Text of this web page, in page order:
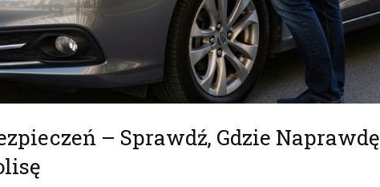
– Sprawdź, Gdzie Naprawdę